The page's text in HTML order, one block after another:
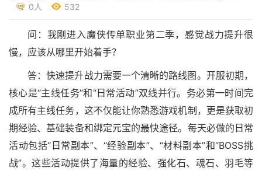
0人
532
问：我刚进入魔侠传单职业第二季，感觉战力提升很
慢，应该从哪里开始着手？
答：快速提升战力需要一个清晰的路线图。开服初期，
核心是“主线任务”和“日常活动”双线并行。务必第一时间完
成所有主线任务，这不仅能让你熟悉游戏机制，更是获取初
期经验、基础装备和绑定元宝的最快途径。每天必做的日常
活动包括“日常副本”、“经验副本”、“材料副本”和“BOSS挑
战”。这些活动提供了海量的经验、强化石、魂石、羽毛等